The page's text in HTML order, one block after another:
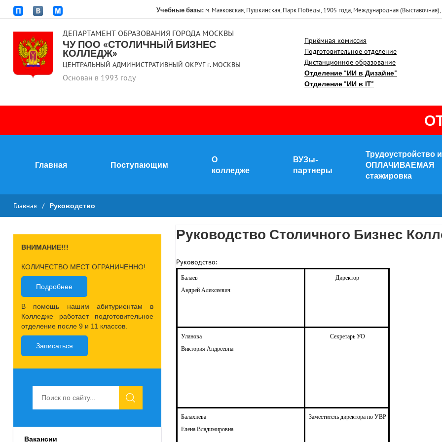
Учебные базы: м. Маяковская, Пушкинская, Парк Победы, 1905 года, Международная
ДЕПАРТАМЕНТ ОБРАЗОВАНИЯ ГОРОДА МОСКВЫ
ЧУ ПОО «СТОЛИЧНЫЙ БИЗНЕС
КОЛЛЕДЖ»
ЦЕНТРАЛЬНЫЙ АДМИНИСТРАТИВНЫЙ ОКРУГ г. МОСКВЫ
Основан в 1993 году
Приёмная комиссия
Подготовительное отделение
Дистанционное образование
Отделение "ИИ в Дизайне"
Отделение "ИИ в IT"
Главная Поступающим
О
колледже
ВУЗы-
партнеры
Трудоустройство и
ОПЛАЧИВАЕМАЯ
стажировка
Главная / Руководство
ВНИМАНИЕ!!!
КОЛИЧЕСТВО МЕСТ ОГРАНИЧЕННО!
Подробнее
В помощь нашим абитуриентам в
Колледже работает подготовительное
отделение после 9 и 11 классов.
Записаться
Вакансии
Руководство Столичного Бизнес
Руководство:
Балаев
Андрей Алексеевич
Директор
Уланова
Виктория Андреевна
Секретарь УО
Балахнева
Елена Владимировна
Заместитель директора по УВР